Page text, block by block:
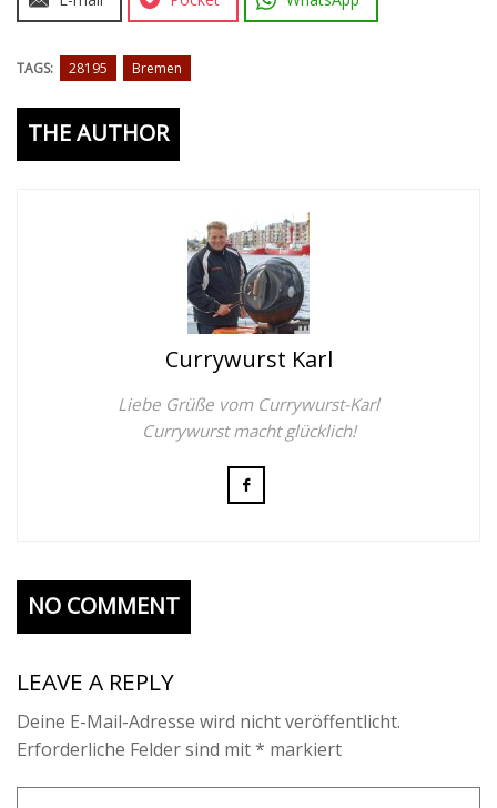
TAGS: 28195 Bremen
THE AUTHOR
Currywurst Karl
Liebe Grüße vom Currywurst-Karl
Currywurst macht glücklich!
NO COMMENT
LEAVE A REPLY
Deine E-Mail-Adresse wird nicht veröffentlicht.
Erforderliche Felder sind mit* markiert